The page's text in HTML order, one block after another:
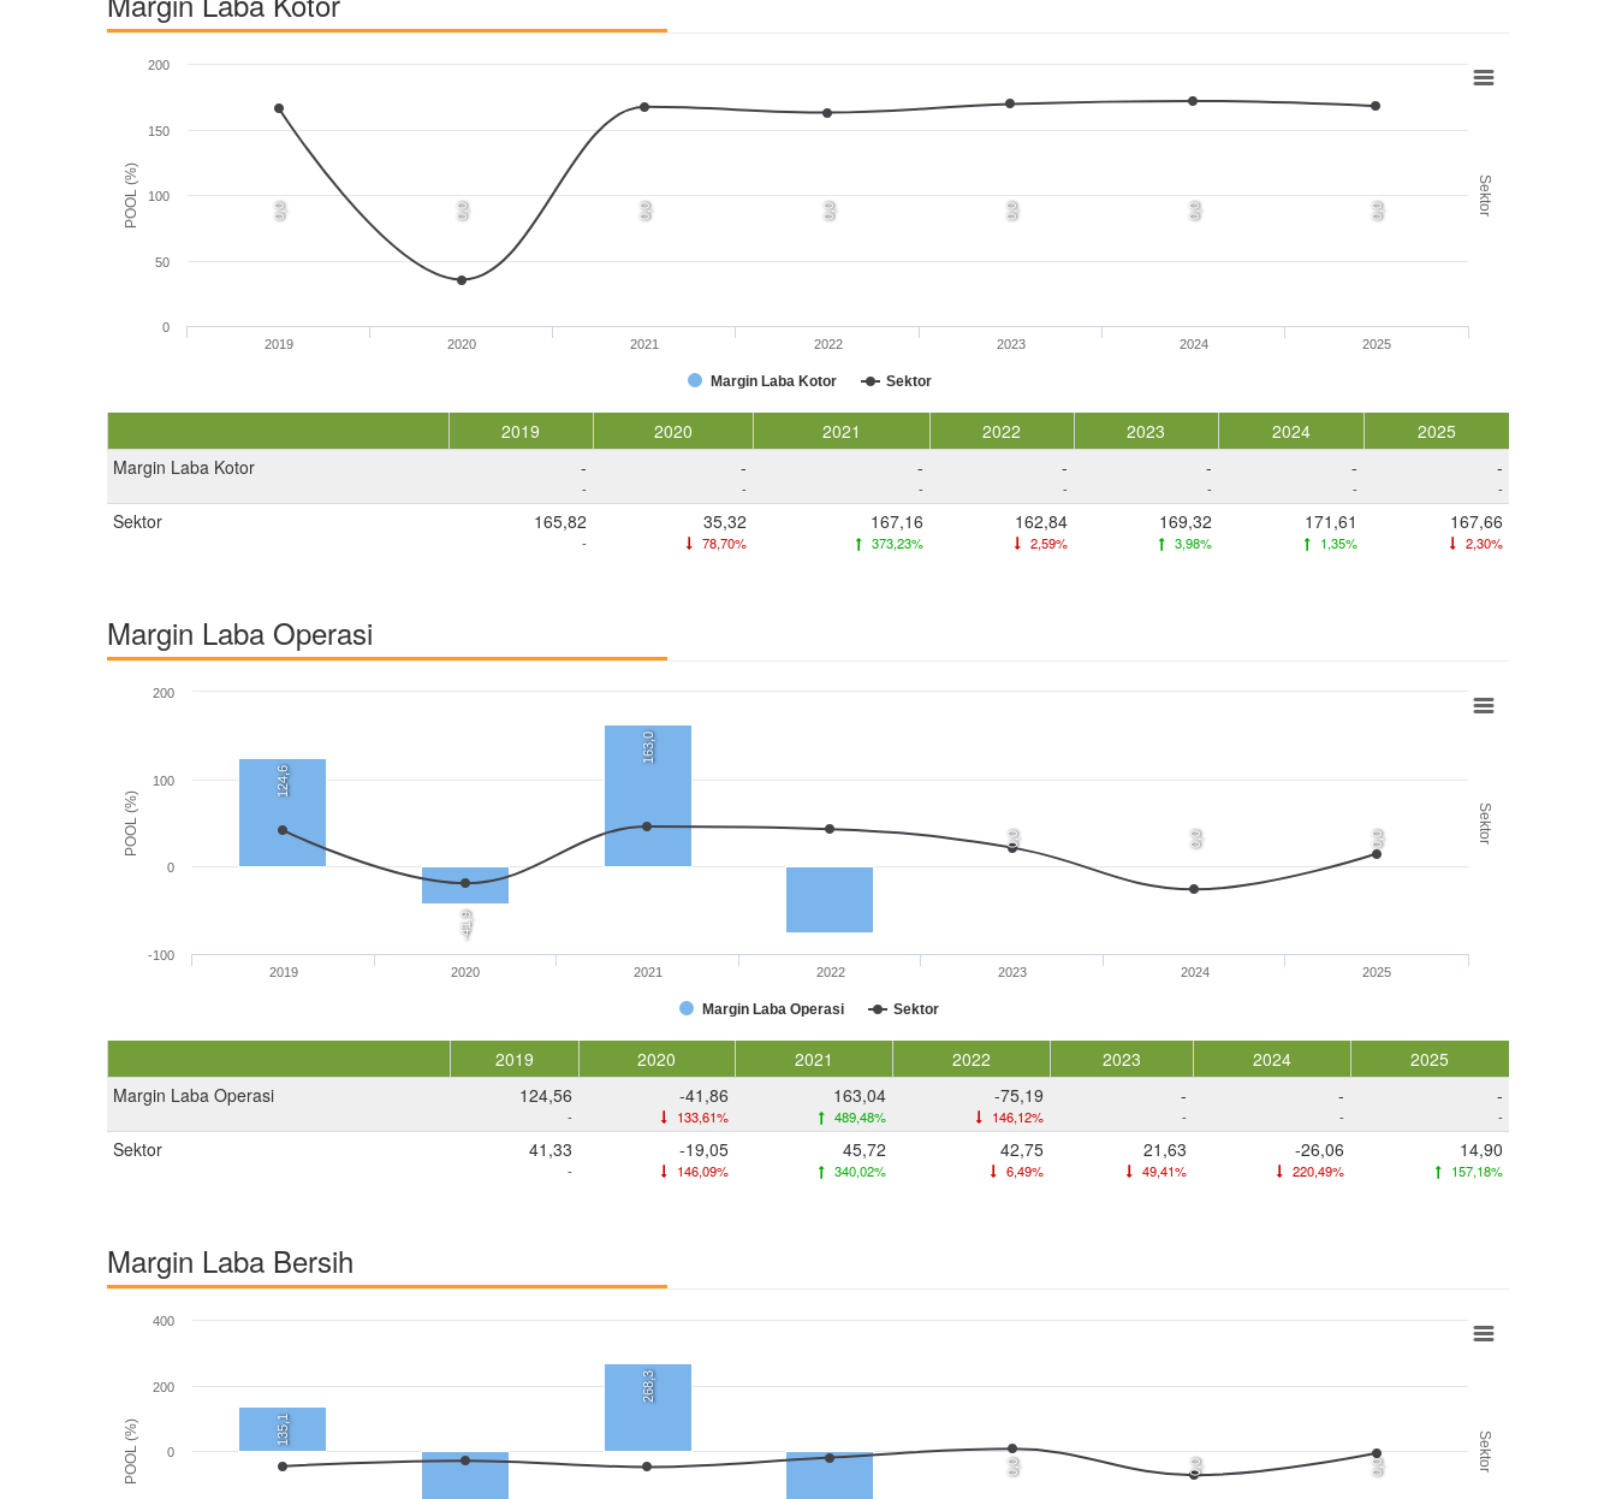
POOL (%) Sektor
0,0 0,0 0,0 0,0 0,0 0,0 0,0
Margin Laba Kotor Sektor
2019 2020 2021 2022 2023 2024 2025
0
50
100
150
200
2019 2020 2021 2022 2023 2024
2025
Margin Laba Kotor
-
-
-
-
-
-
-
-
-
-
-
-
-
-
Sektor 165,82
-
35,32
78,70%
167,16
373,23%
162,84
2,59%
169,32
3,98%
171,61
1,35%
167,66
2,30%
Margin Laba Operasi
POOL (%) Sektor
124,6
-41,9
163,0
0,0 0,0 0,0
Margin Laba Operasi Sektor
2019 2020 2021 2022 2023 2024 2025
-100
0
100
200
2019 2020 2021 2022 2023 2024
2025
Margin Laba Operasi
124,56
-
-41,86
133,61%
163,04
489,48%
-75,19
146,12%
-
-
-
-
-
-
Sektor 41,33
-
-19,05
146,09%
45,72
340,02%
42,75
6,49%
21,63
49,41%
-26,06
220,49%
14,90
157,18%
Margin Laba Bersih
POOL (%) Sektor
135,1
268,3
0,0 0,0 0,0
0
200
400